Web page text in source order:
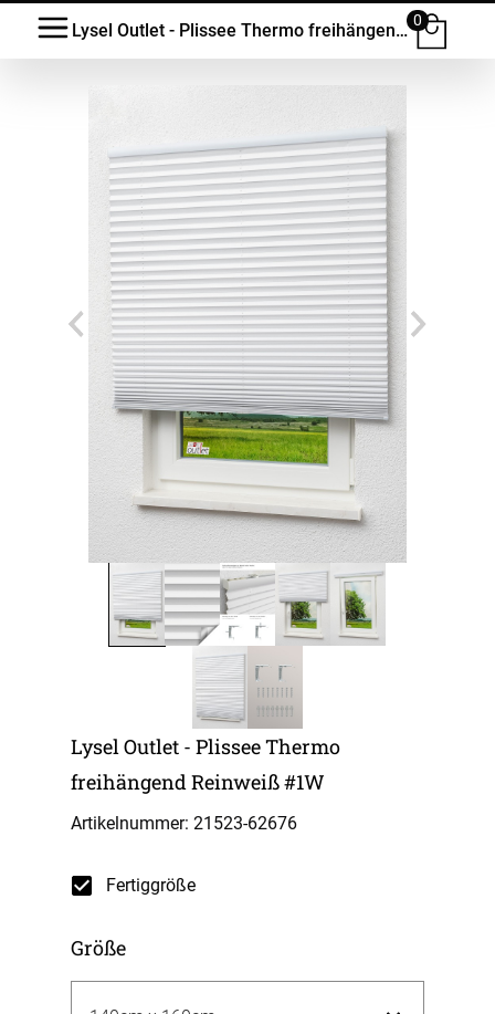
Lysel Outlet - Plissee Thermo freihängend Reinweiß #1W
0
Lysel Outlet - Plissee Thermo
freihängend Reinweiß #1W
Artikelnummer: 21523-62676
Fertiggröße
Größe